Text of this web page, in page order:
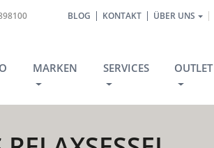
BLOG KONTAKT ÜBER UNS
MARKEN SERVICES OUTLET